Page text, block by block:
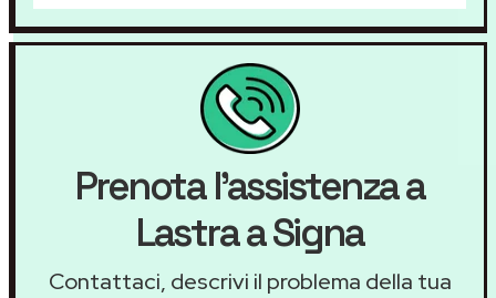
Prenota l'assistenza a
Lastra a Signa
Contattaci, descrivi il problema della tua